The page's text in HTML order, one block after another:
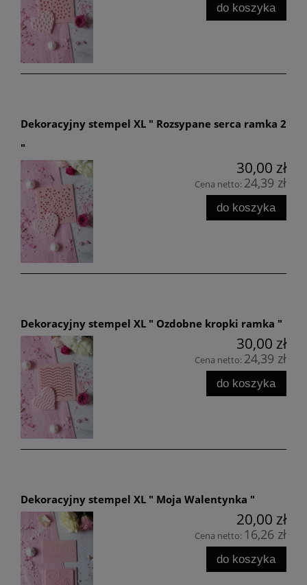
do koszyka
Dekoracyjny stempel XL " Rozsypane serca ramka 2
"
30,00 zł
Cena netto: 24,39 zł
do koszyka
Dekoracyjny stempel XL " Ozdobne kropki ramka "
30,00 zł
Cena netto: 24,39 zł
do koszyka
Dekoracyjny stempel XL " Moja Walentynka "
20,00 zł
Cena netto: 16,26 zł
do koszyka